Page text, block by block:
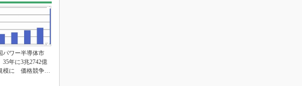
パワー半導体市
35年に3兆2742億
模に 価格競争さ